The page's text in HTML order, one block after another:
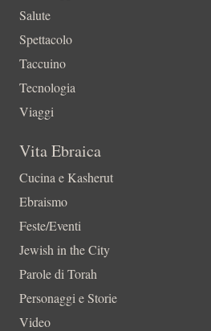
Salute
Spettacolo
Taccuino
Tecnologia
Viaggi
Vita Ebraica
Cucina e Kasherut
Ebraismo
Feste/Eventi
Jewish in the City
Parole di Torah
Personaggi e Storie
Video